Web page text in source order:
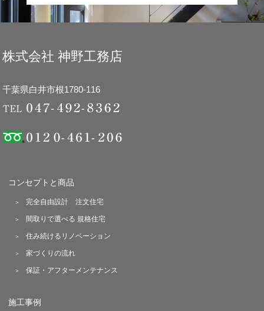
株式会社 神野工務店
千葉県白井市根1780-116
コンセプトと商品
完全自由設計 注文住宅
間取りで選べる 規格住宅
住み続けるリノベーション
家づくりの流れ
保証・アフターメンテナンス
施工事例